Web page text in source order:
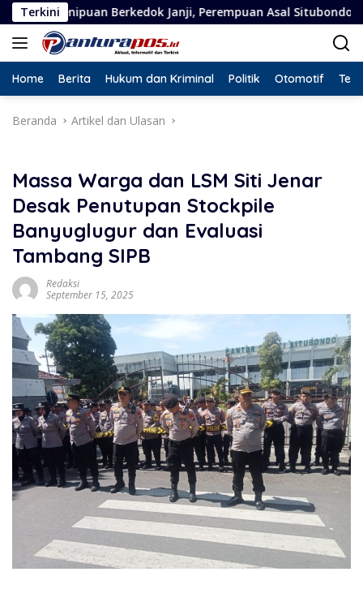
Langsung
ke
konten
Terkini
Janji, Perempuan Asal Situbondo Resmi Jadi Tersangka
Home Berita Hukum dan Kriminal Politik Otomotif
Beranda Artikel dan Ulasan
Massa Warga dan LSM Siti Jenar
Desak Penutupan Stockpile
Banyuglugur dan Evaluasi
Tambang SIPB
Redaksi
September 15, 2025